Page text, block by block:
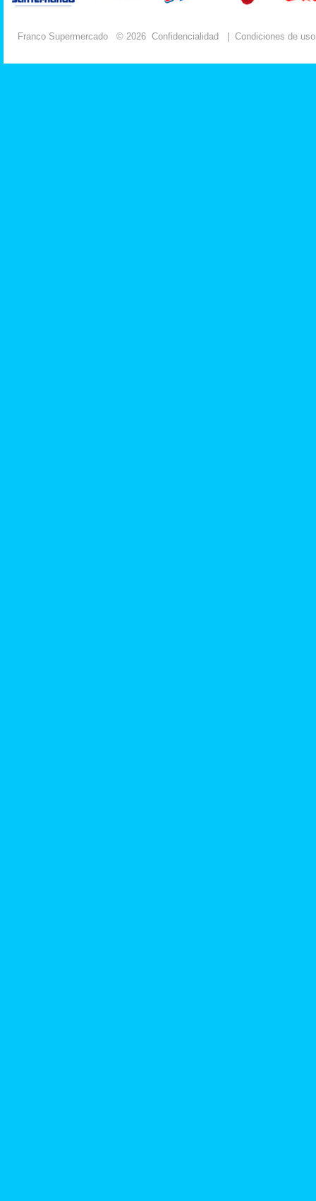
Franco Supermercado © 2026 Confidencialidad Condiciones de uso